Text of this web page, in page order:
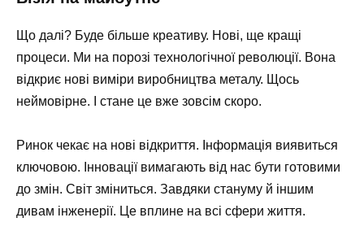
Що далі? Буде більше креативу. Нові, ще кращі
процеси. Ми на порозі технологічної революції. Вона
відкриє нові виміри виробництва металу. Щось
неймовірне. І стане це вже зовсім скоро.
Ринок чекає на нові відкриття. Інформація виявиться
ключовою. Інновації вимагають від нас бути готовими
до змін. Світ зміниться. Завдяки стануму й іншим
дивам інженерії. Це вплине на всі сфери життя.